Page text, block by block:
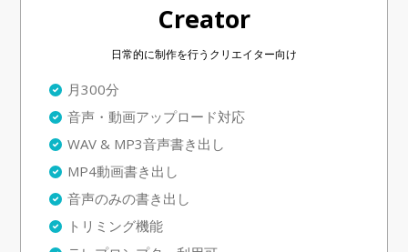
Creator
日常的に制作を行うクリエイター向け
月300分
音声・動画アップロード対応
WAV & MP3音声書き出し
MP4動画書き出し
音声のみの書き出し
トリミング機能